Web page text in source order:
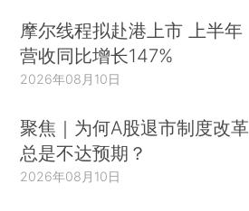
摩尔线程拟赴港上市 上半年
营收同比增长147%
2026年08月10日
聚焦｜为何A股退市制度改革
总是不达预期？
2026年08月10日